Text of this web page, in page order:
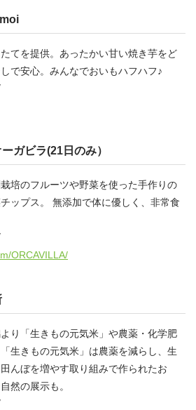
てを提供。あったかい甘い焼き芋をど
で安心。みんなでおいもハフハフ♪
ガビラ(21日のみ）
培のフルーツや野菜を使った手作りの
ップス。 無添加で体に優しく、非常食
ORCAVILLA/
り「生きもの元気米」や農薬・化学肥
生きもの元気米」は農薬を減らし、生
んぼを増やす取り組みで作られたお
然の展示も。